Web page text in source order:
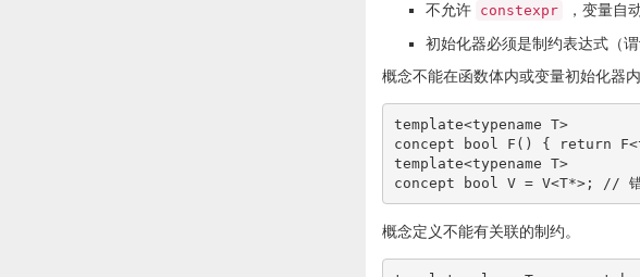
不允许 constexpr ，变量自
初始化器必须是制约表达式（
概念不能在函数体内或变量初始化器
template<typename T>
concept
bool F ( ) { return F<
template<typename T>
concept
bool V = V<T*>; //
概念定义不能有关联的制约。